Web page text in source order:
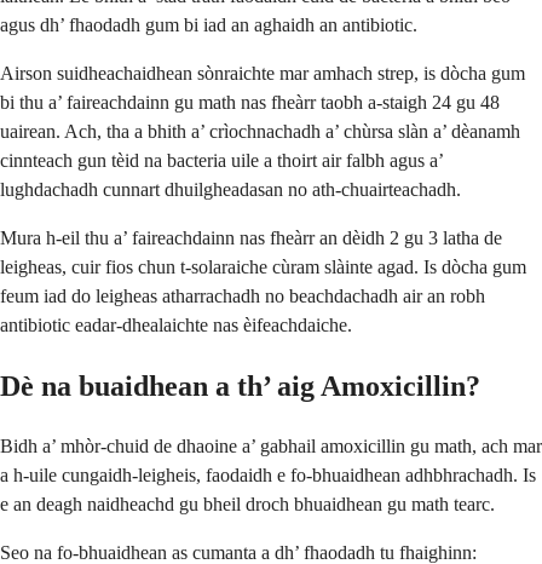
agus dh’ fhaodadh gum bi iad an aghaidh an antibiotic.
Airson suidheachaidhean sònraichte mar amhach strep, is dòcha gum
bi thu a’ faireachdainn gu math nas fheàrr taobh a-staigh 24 gu 48
uairean. Ach, tha a bhith a’ crìochnachadh a’ chùrsa slàn a’ dèanamh
cinnteach gun tèid na bacteria uile a thoirt air falbh agus a’
lughdachadh cunnart dhuilgheadasan no ath-chuairteachadh.
Mura h-eil thu a’ faireachdainn nas fheàrr an dèidh 2 gu 3 latha de
leigheas, cuir fios chun t-solaraiche cùram slàinte agad. Is dòcha gum
feum iad do leigheas atharrachadh no beachdachadh air an robh
antibiotic eadar-dhealaichte nas èifeachdaiche.
Dè na buaidhean a th’ aig Amoxicillin?
Bidh a’ mhòr-chuid de dhaoine a’ gabhail amoxicillin gu math, ach mar
a h-uile cungaidh-leigheis, faodaidh e fo-bhuaidhean adhbhrachadh. Is
e an deagh naidheachd gu bheil droch bhuaidhean gu math tearc.
Seo na fo-bhuaidhean as cumanta a dh’ fhaodadh tu fhaighinn: